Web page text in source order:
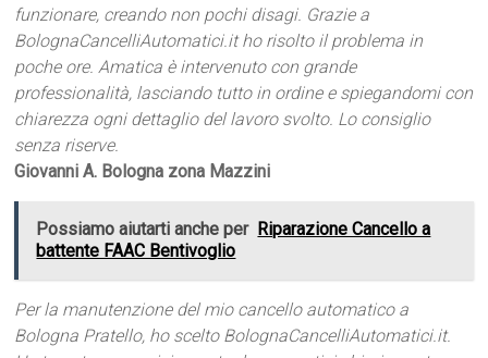
funzionare, creando non pochi disagi. Grazie a
BolognaCancelliAutomatici.it ho risolto il problema in
poche ore. Amatica è intervenuto con grande
professionalità, lasciando tutto in ordine e spiegandomi con
chiarezza ogni dettaglio del lavoro svolto. Lo consiglio
senza riserve.
Giovanni A. Bologna zona Mazzini
Possiamo aiutarti anche per Riparazione Cancello a
battente FAAC Bentivoglio
Per la manutenzione del mio cancello automatico a
Bologna Pratello, ho scelto BolognaCancelliAutomatici.it.